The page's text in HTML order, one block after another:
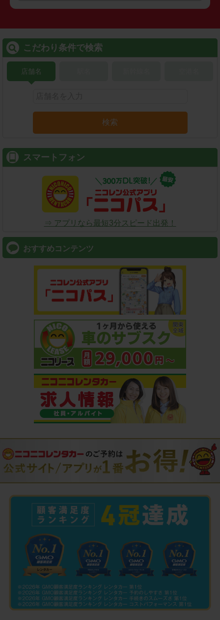
こだわり条件で検索
店舗名
検索
スマートフォン
⇒ アプリなら最短3分スピード出発！
おすすめコンテンツ